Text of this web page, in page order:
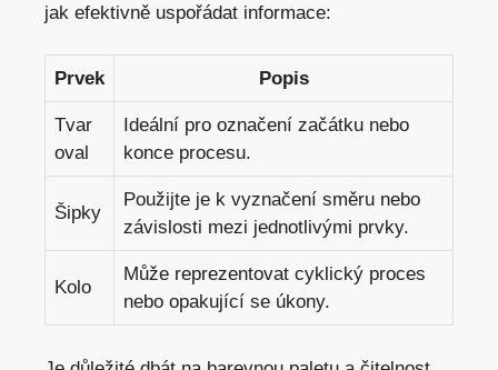
jak efektivně uspořádat ⁢informace:
Prvek Popis
Tvar
oval
Ideální pro označení⁣ začátku nebo
konce ⁣procesu.
Šipky
Použijte ​je k vyznačení směru nebo
závislosti‌ mezi jednotlivými prvky.
Kolo
Může reprezentovat cyklický proces
nebo opakující se úkony.